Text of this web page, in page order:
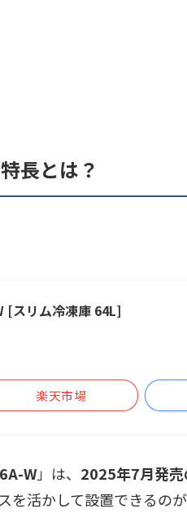
長とは？
[スリム冷凍庫 64L]
楽天市場
W」は、 2025年7月発
を活かして設置できるのが